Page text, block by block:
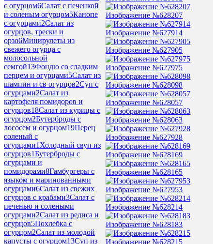
с огурцом6Салат с печенкой
и соленым огурцом5Канопе
с огурцами2Салат из
огурцов, трески и
орзо6Минирулеты из
свежего огурца с
молосольной
семгой13Фондю со сладким
перцем и огурцами5Салат из
шампин и св огурцов2Суп с
огурцами2Салат из
картофеля помидоров и
огурцов18Салат из курицы с
огурцом2Бутерброды с
лососем и огурцом19Перец
соленый с
огурцами1Холодный свуп из
огурцов1Бутерброды с
огурцами и
помидорами8Гамбургеры с
языком и маринованными
огурцами6Салат из свежих
огурцов с крабами3Салат с
печенью и солеными
огурцами2Салат из редиса и
огурцов5Похлебка с
огурцом2Салат из молодой
капусты с огурцом13Суп из
Изображение №628207
Изображение №627914
Изображение №627905
Изображение №627975
Изображение №628098
Изображение №628057
Изображение №628063
Изображение №627928
Изображение №628169
Изображение №628165
Изображение №627953
Изображение №628214
Изображение №628183
Изображение №628215